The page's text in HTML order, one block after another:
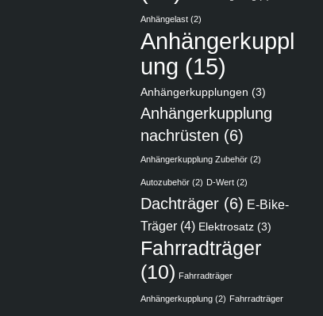
Anhängelast (2)
Anhängerkuppl
ung (15)
Anhängerkupplungen (3)
Anhängerkupplung
nachrüsten (6)
Anhängerkupplung Zubehör (2)
Autozubehör (2) D-Wert (2)
Dachträger (6) E-Bike-
Träger (4) Elektrosatz (3)
Fahrradträger
(10) Fahrradträger
Anhängerkupplung (2) Fahrradträger